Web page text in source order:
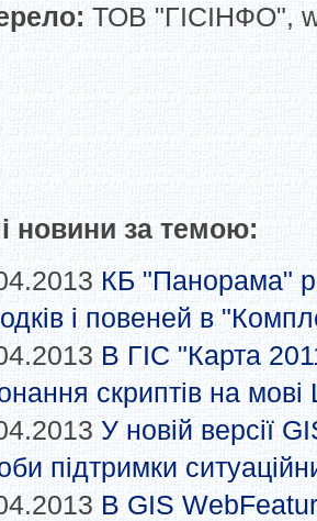
ТОВ "ГІСІНФО",
новини за темою:
КБ "Панорама"
і повеней в
В ГІС "Карта
скриптів на мові
У новій версії
підтримки
В GIS